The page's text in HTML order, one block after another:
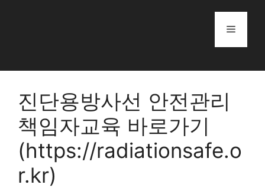
Menu
진단용방사선 안전관리
책임자교육 바로가기
(https://radiationsafe.o
r.kr)